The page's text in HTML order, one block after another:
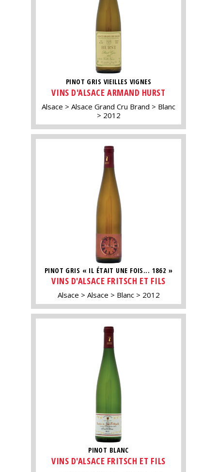
PINOT GRIS VIEILLES VIGNES
VINS D'ALSACE ARMAND HURST
Alsace Alsace Grand Cru Brand
Blanc
2012
PINOT GRIS « IL ÉTAIT UNE FOIS... 1862 »
VINS D'ALSACE FRITSCH ET FILS
Alsace Alsace Blanc 2012
PINOT BLANC
VINS D'ALSACE FRITSCH ET FILS